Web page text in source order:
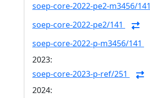
soep-core-2022-pe2-m3456/141
soep-core-2022-pe2/141
soep-core-2022-p-m3456/141
2023:
soep-core-2023-p-ref/251
2024: